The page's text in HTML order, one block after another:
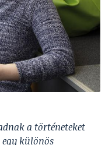
a történeteket
egy különös